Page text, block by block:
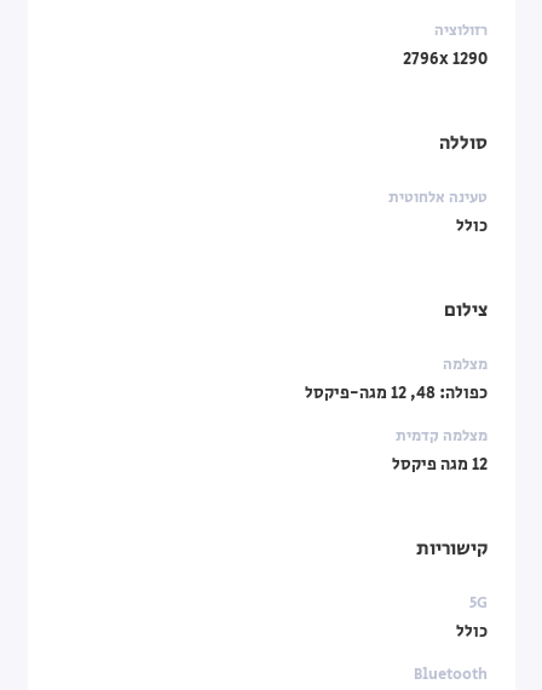
רזולוציה
1290 2796x
סוללה
טעינה אלחוטית
כולל
צילום
מצלמה
כפולה: 48, 12 מגה-פיקסל
מצלמה קדמית
12 מגה פיקסל
קישוריות
5G
כולל
Bluetooth